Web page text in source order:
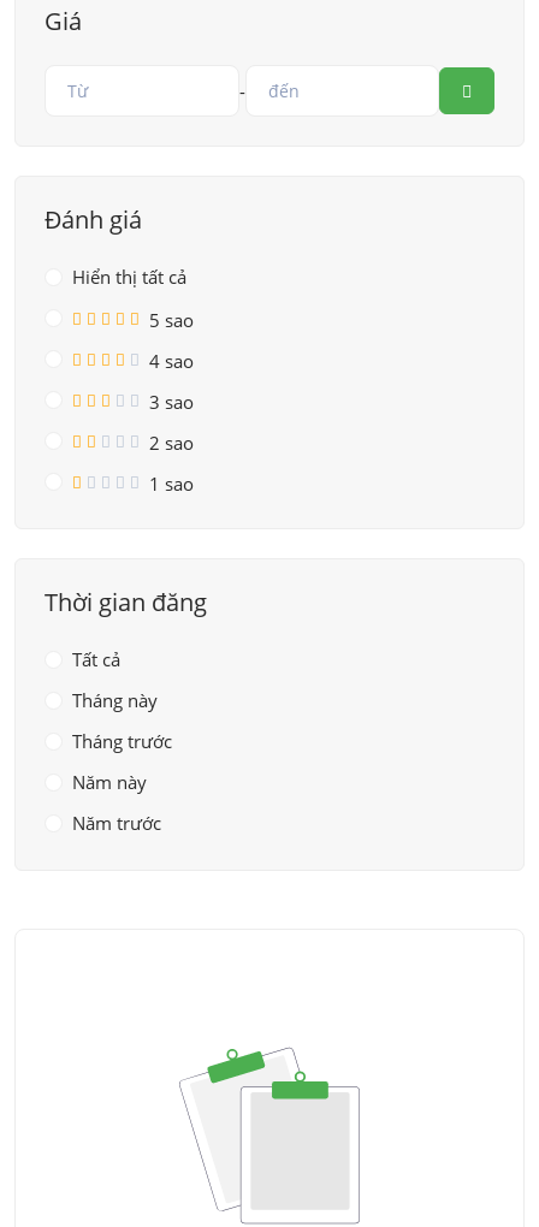
Giá
-
Đánh giá
Hiển thị tất cả
5 sao
4 sao
3 sao
2 sao
1 sao
Thời gian đăng
Tất cả
Tháng này
Tháng trước
Năm này
Năm trước